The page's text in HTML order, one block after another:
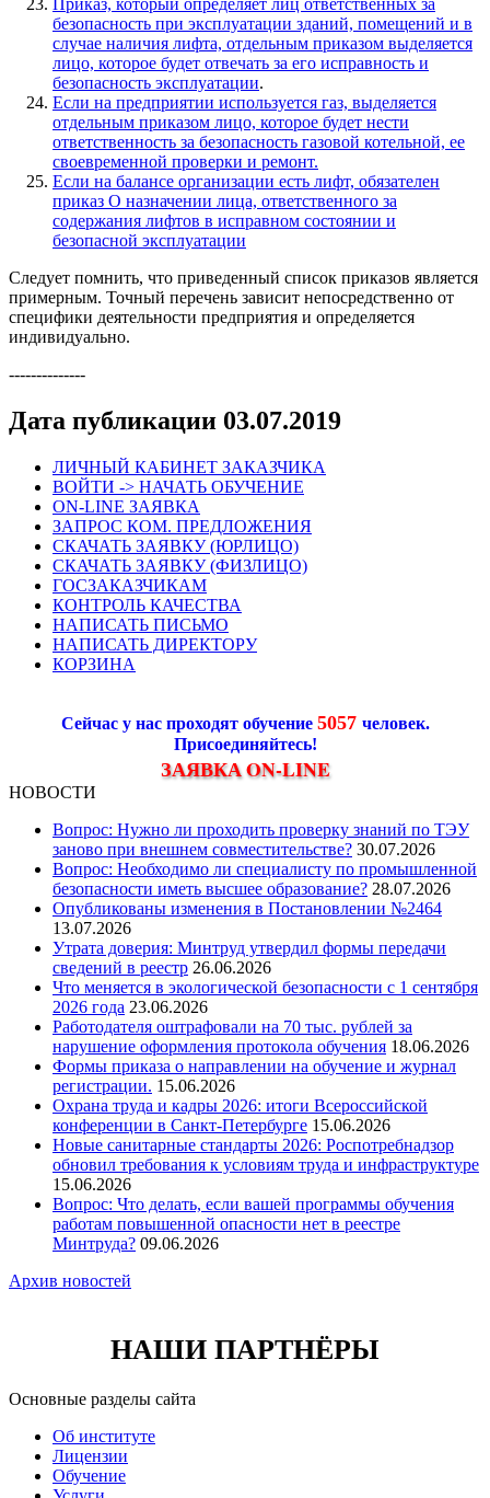
безопасность при эксплуатации зданий, помещений и в
случае наличия лифта, отдельным приказом выделяется
лицо, которое будет отвечать за его исправность и
безопасность эксплуатации.
Если на предприятии используется газ, выделяется
отдельным приказом лицо, которое будет нести
ответственность за безопасность газовой котельной, ее
своевременной проверки и ремонт.
Если на балансе организации есть лифт, обязателен
приказ О назначении лица, ответственного за
содержания лифтов в исправном состоянии и
безопасной эксплуатации
Следует помнить, что приведенный список приказов является
примерным. Точный перечень зависит непосредственно от
специфики деятельности предприятия и определяется
индивидуально.
--------------
Дата публикации 03.07.2019
ЛИЧНЫЙ КАБИНЕТ ЗАКАЗЧИКА
ВОЙТИ -> НАЧАТЬ ОБУЧЕНИЕ
ON-LINE ЗАЯВКА
ЗАПРОС КОМ. ПРЕДЛОЖЕНИЯ
СКАЧАТЬ ЗАЯВКУ (ЮРЛИЦО)
СКАЧАТЬ ЗАЯВКУ (ФИЗЛИЦО)
ГОСЗАКАЗЧИКАМ
КОНТРОЛЬ КАЧЕСТВА
НАПИСАТЬ ПИСЬМО
НАПИСАТЬ ДИРЕКТОРУ
КОРЗИНА
Сейчас у нас проходят обучение 5057 человек.
Присоединяйтесь!
ЗАЯВКА ON-LINE
НОВОСТИ
Вопрос: Нужно ли проходить проверку знаний по ТЭУ
заново при внешнем совместительстве? 30.07.2026
Вопрос: Необходимо ли специалисту по промышленной
безопасности иметь высшее образование? 28.07.2026
Опубликованы изменения в Постановлении №2464
13.07.2026
Утрата доверия: Минтруд утвердил формы передачи
сведений в реестр 26.06.2026
Что меняется в экологической безопасности с 1 сентября
2026 года 23.06.2026
Работодателя оштрафовали на 70 тыс. рублей за
нарушение оформления протокола обучения 18.06.2026
Формы приказа о направлении на обучение и журнал
регистрации. 15.06.2026
Охрана труда и кадры 2026: итоги Всероссийской
конференции в Санкт-Петербурге 15.06.2026
Новые санитарные стандарты 2026: Роспотребнадзор
обновил требования к условиям труда и инфраструктуре
15.06.2026
Вопрос: Что делать, если вашей программы обучения
работам повышенной опасности нет в реестре
Минтруда? 09.06.2026
Архив новостей
НАШИ ПАРТНЁРЫ
Основные разделы сайта
Об институте
Лицензии
Обучение